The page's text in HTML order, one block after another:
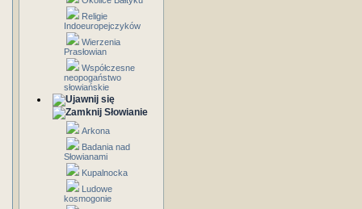
Religie
Indoeuropejczyków
Wierzenia
Prasłowian
Współczesne
neopogaństwo
słowiańskie
Słowianie
Arkona
Badania nad
Słowianami
Kupalnocka
Ludowe
kosmogonie